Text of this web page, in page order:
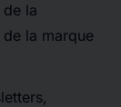
la
la marque